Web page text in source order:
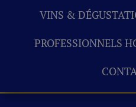
VINS &
PROFESSIONNELS